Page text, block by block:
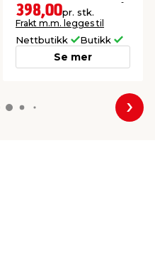
grillkvelder i parken, på
stranden eller på
balkongen.
398,00pr. stk.
Frakt m.m. legges til
Nettbutikk Butikk
Se mer